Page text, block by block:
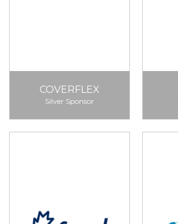
COVERFLEX
Silver Sponsor